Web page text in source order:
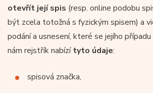
otevřít její spis (resp. online podobu
být zcela totožná s fyzickým spisem) a
podání a usnesení, které se jejího
nám rejstřík nabízítyto údaje:
spisová značka,